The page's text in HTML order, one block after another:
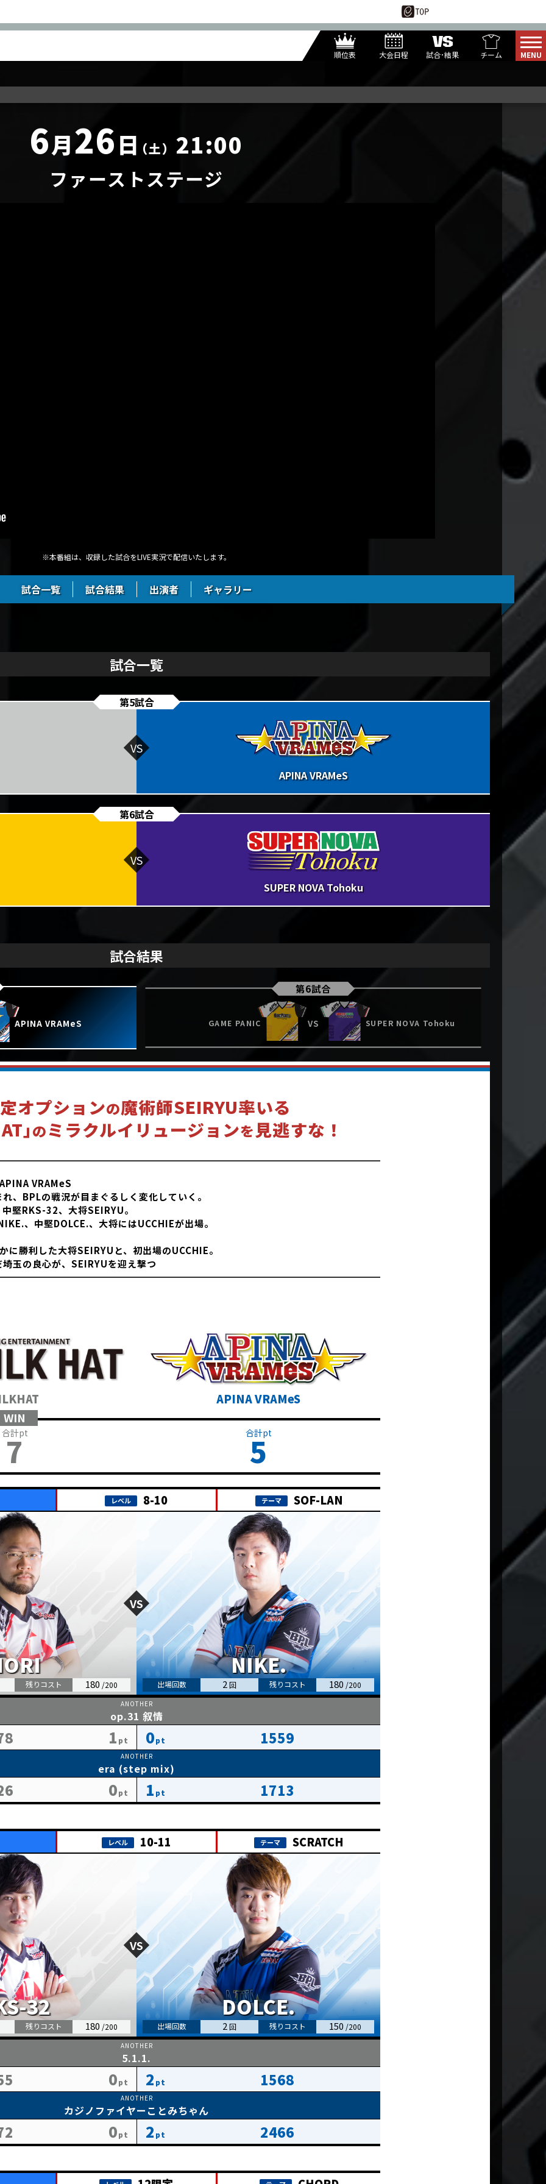
順位表 大会日程 試合･結果 チーム
RKS-32
NORI
CORIVE
6月26日 （土） 21:00
ファーストステージ
※本番組は、収録した試合をLIVE実況で配信いたします。
試合一覧 試合結果 出演者 ギャラリー
試合一覧
第5試合
APINA VRAMeS
第6試合
SUPER NOVA Tohoku
試合結果
第6試合
オプションの魔術師SEIRYU率いる
｣のミラクルイリュージョンを見逃すな！
VRAMeS
、BPLの戦況が目まぐるしく変化していく。
堅RKS-32、大将SEIRYU。
、中堅DOLCE.、大将にはUCCHIEが出場。
に勝利した大将SEIRYUと、初出場のUCCHIE。
玉の良心が、SEIRYUを迎え撃つ
7
APINA VRAMeS
5
SOF-LAN
180 2 180
op.31 叙情
1 1559
0
era (step mix)
0 1713
1
SCRATCH
180 2 150
5.1.1.
0 1568
2
カジノファイヤーことみちゃん
0 2466
2